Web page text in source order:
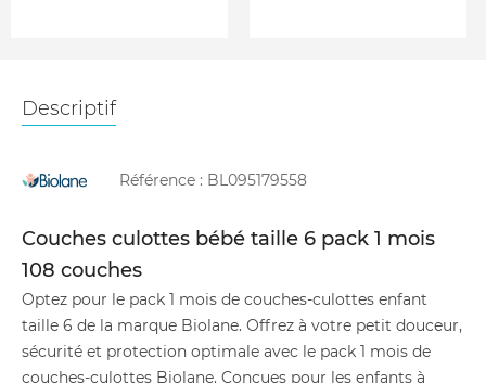
Descriptif
Référence : BL095179558
Couches culottes bébé taille 6 pack 1 mois
108 couches
Optez pour le pack 1 mois de couches-culottes enfant
taille 6 de la marque Biolane. Offrez à votre petit douceur,
sécurité et protection optimale avec le pack 1 mois de
couches-culottes Biolane. Conçues pour les enfants à